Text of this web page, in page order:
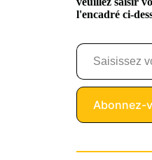
l'encadré ci-
Saisissez votre adresse e-mail…
Abonnez-